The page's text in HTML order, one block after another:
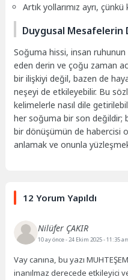
Artık yollarımız ayrı,
Duygusal Mesafelerin
Soğuma hissi, insan
eden derin ve çoğu zaman
bir ilişkiyi değil, bazen de
neşeyi de etkileyebilir. Bu
kelimelerle nasıl dile
her soğuma bir son değildir;
bir dönüşümün de habercisi
anlamak ve onunla
12 Yorum Yapıldı
Nilüfer ÇAKIR
10 ay önce- 24 Ekim 2025 - 11:35
Vay canına, bu yazı
inanılmaz derecede etkileyici